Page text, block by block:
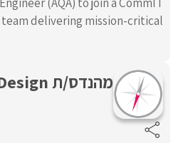
team delivering mission-critical ...
מהנדס/ת Board Design